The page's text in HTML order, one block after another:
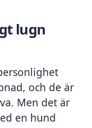
lugn
och de är
Men det är
en hund